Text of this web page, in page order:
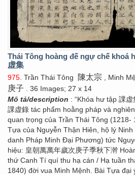
Thái Tông hoàng đế ngự chế khoá
虚集
975 . Trần Thái Tông 陳太宗 , Minh
庚子 . 36 Images; 27 x 14
Mô tả/description : “Khóa hư tập 課
課虚錄 tác phẩm hoằng pháp và
quan trọng của Trần Thái Tông (1218-
Tựa của Nguyễn Thận Hiên, hộ lý
danh Pháp Minh Đại Phương) tức
hiệu: 皇朝萬萬年歲次庚子季秋下澣
thứ Canh Tí quí thu hạ cán / Hạ tuần
1840) đời vua Minh Mệnh. Bài Tựa đại